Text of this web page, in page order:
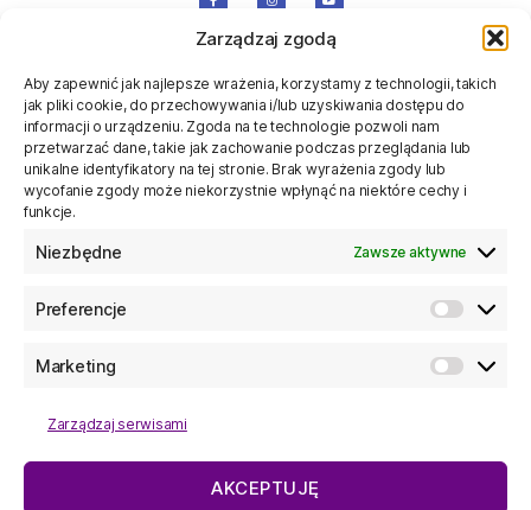
Zarządzaj zgodą
Aby zapewnić jak najlepsze wrażenia, korzystamy z technologii, takich
jak pliki cookie, do przechowywania i/lub uzyskiwania dostępu do
informacji o urządzeniu. Zgoda na te technologie pozwoli nam
przetwarzać dane, takie jak zachowanie podczas przeglądania lub
unikalne identyfikatory na tej stronie. Brak wyrażenia zgody lub
wycofanie zgody może niekorzystnie wpłynąć na niektóre cechy i
funkcje.
Niezbędne Zawsze aktywne
Preferencje
Marketing
Zarządzaj serwisami
AKCEPTUJĘ
Regulaminy
Regulamin Centrum Rozrywki
Klauzule informacyjne
Kontakt